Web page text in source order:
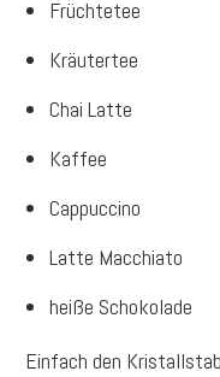
Früchtetee
Kräutertee
Chai Latte
Kaffee
Cappuccino
Latte Macchiato
heiße Schokolade
Einfach den